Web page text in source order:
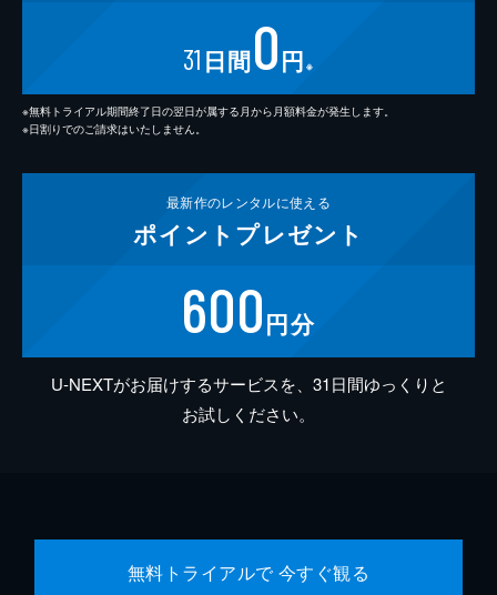
31 日間0円 ※
※無料トライアル期間終了日の翌日が属する月から月額料金が発生します。
※日割りでのご請求はいたしません。
最新作のレンタルに使える
ポイント プレゼント
600円分
U-NEXTがお届けするサービスを、31日間ゆっくりと
お試しください。
無料トライアルで 今すぐ観る